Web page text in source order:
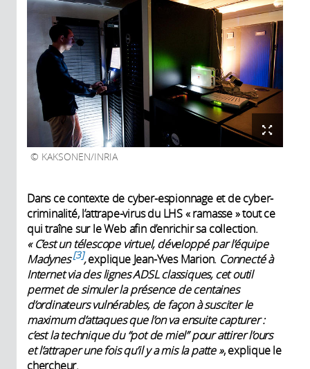
KAKSONEN/INRIA
Dans ce contexte de cyber-espionnage et de cyber-
criminalité, l’attrape-virus du LHS « ramasse » tout ce
qui traîne sur le Web afin d’enrichir sa collection.
« C’est un télescope virtuel, développé par l’équipe
Madynes 3 ,explique Jean-Yves Marion. Connecté à
Internet via des lignes ADSL classiques, cet outil
permet de simuler la présence de centaines
d’ordinateurs vulnérables, de façon à susciter le
maximum d’attaques que l’on va ensuite capturer:
c’est la technique du “pot de miel” pour attirer l’ours
et l’attraper une fois qu’il y a mis la patte », explique le
chercheur.